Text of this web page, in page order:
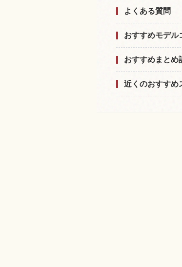
よくある質問
おすすめモデル
おすすめまとめ
近くのおすすめ